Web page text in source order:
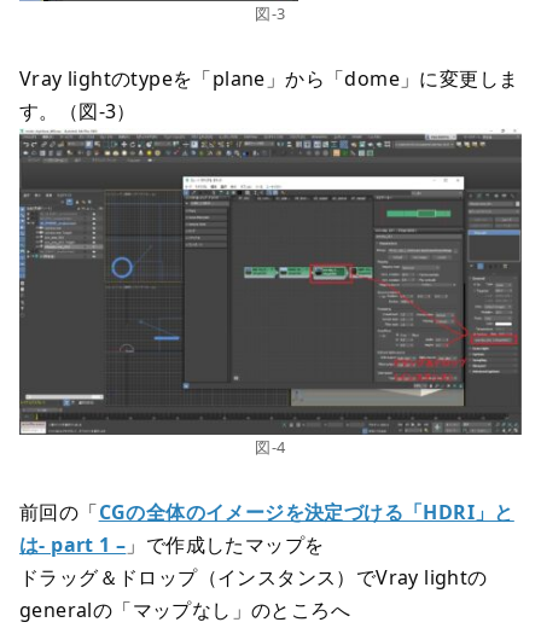
図-3
Vray lightのtypeを「plane」から「dome」に変更しま
す。（図-3）
図-4
前回の「CGの全体のイメージを決定づける「HDRI」と
は- part 1 –」で作成したマップを
ドラッグ＆ドロップ（インスタンス）でVray lightの
generalの「マップなし」のところへ